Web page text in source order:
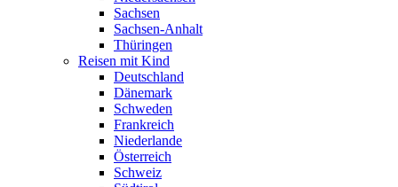
Sachsen
Sachsen-Anhalt
Thüringen
Reisen mit Kind
Deutschland
Dänemark
Schweden
Frankreich
Niederlande
Österreich
Schweiz